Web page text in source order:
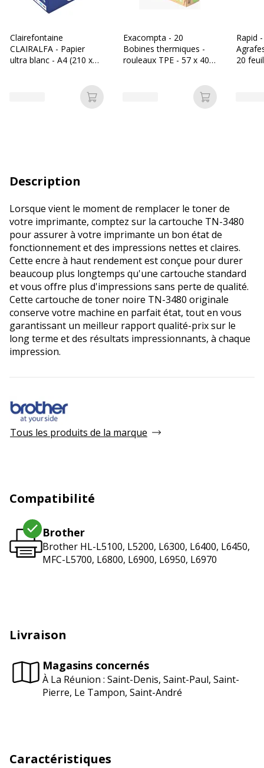
Clairefontaine
CLAIRALFA - Papier
ultra blanc - A4 (210 x
Ajouter au panier
Exacompta - 20
Bobines thermiques -
rouleaux TPE - 57 x 40 x
Ajouter au
Rapid
20
Description
Lorsque vient le moment de remplacer le toner de
votre imprimante, comptez sur la cartouche TN-3480
pour assurer à votre imprimante un bon état de
fonctionnement et des impressions nettes et claires.
Cette encre à haut rendement est conçue pour durer
beaucoup plus longtemps qu'une cartouche standard
et vous offre plus d'impressions sans perte de qualité.
Cette cartouche de toner noire TN-3480 originale
conserve votre machine en parfait état, tout en vous
garantissant un meilleur rapport qualité-prix sur le
long terme et des résultats impressionnants, à chaque
impression.
Tous les produits de la marque
Compatibilité
Brother
Brother HL-L5100, L5200, L6300, L6400, L6450,
MFC-L5700, L6800, L6900, L6950, L6970
Livraison
Magasins concernés
À La Réunion : Saint-Denis, Saint-Paul, Saint-
Pierre, Le Tampon, Saint-André
Caractéristiques